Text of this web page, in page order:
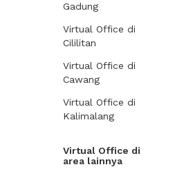
Gadung
Virtual Office di
Cililitan
Virtual Office di
Cawang
Virtual Office di
Kalimalang
Virtual Office di
area lainnya